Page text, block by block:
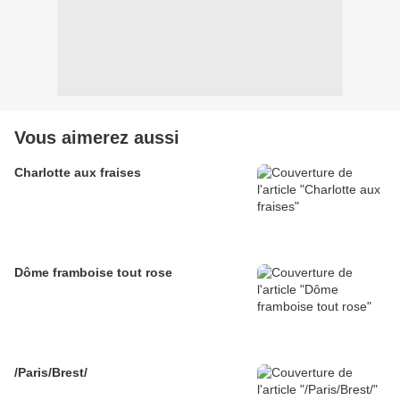
Vous aimerez aussi
Charlotte aux fraises
Dôme framboise tout rose
/Paris/Brest/